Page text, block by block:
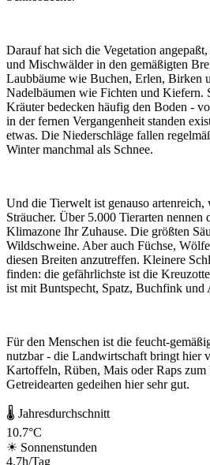
Darauf hat sich die Vegetation
und Mischwälder in den gemäßigten
Laubbäume wie Buchen, Erlen, Birken
Nadelbäumen wie Fichten und Kiefern.
Kräuter bedecken häufig den Boden -
in der fernen Vergangenheit standen
etwas. Die Niederschläge fallen
Winter manchmal als Schnee.
Und die Tierwelt ist genauso artenreich,
Sträucher. Über 5.000 Tierarten nennen
Klimazone Ihr Zuhause. Die größten
Wildschweine. Aber auch Füchse,
diesen Breiten anzutreffen. Kleinere
finden: die gefährlichste ist die
ist mit Buntspecht, Spatz, Buchfink und
Für den Menschen ist die feucht-
nutzbar - die Landwirtschaft bringt hier
Kartoffeln, Rüben, Mais oder Raps
Getreidearten gedeihen hier sehr gut.
🌡 Jahresdurchschnitt
10.7°C
☀ Sonnenstunden
4.7h/Tag